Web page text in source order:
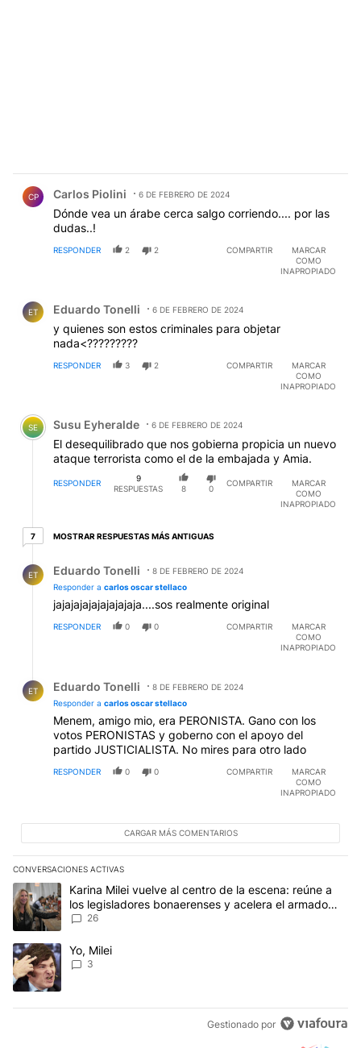
CP Carlos Piolini 6 DE FEBRERO DE 2024
Dónde vea un árabe cerca salgo corriendo.... por las
dudas..!
RESPONDER 2 2 COMPARTIR
MARCAR
COMO
INAPROPIADO
ET Eduardo Tonelli 6 DE FEBRERO DE 2024
y quienes son estos criminales para objetar
nada<?????????
RESPONDER 3 2 COMPARTIR
MARCAR
COMO
INAPROPIADO
Comentario de Susu Eyheralde.
SE Susu Eyheralde 6 DE FEBRERO DE 2024
El desequilibrado que nos gobierna propicia un nuevo
ataque terrorista como el de la embajada y Amia.
RESPONDER
9
RESPUESTAS
8 0
COMPARTIR
MARCAR
COMO
INAPROPIADO
77 respuestas más antiguas
MOSTRAR RESPUESTAS MÁS ANTIGUAS
ET Eduardo Tonelli
8 DE FEBRERO DE 2024
Responder a carlos oscar stellaco
jajajajajajajajajaja....sos realmente original
RESPONDER 0 0 COMPARTIR
MARCAR
COMO
INAPROPIADO
ET Eduardo Tonelli
8 DE FEBRERO DE 2024
Responder a carlos oscar stellaco
Menem, amigo mio, era PERONISTA. Gano con los
votos PERONISTAS y goberno con el apoyo del
partido JUSTICIALISTA. No mires para otro lado
RESPONDER 0 0 COMPARTIR
MARCAR
COMO
INAPROPIADO
CARGAR MÁS COMENTARIOS
CONVERSACIONES ACTIVAS
Este listado muestra los artículos con más comentarios en los
Un artículo de tendencia con el título "Karina Milei vuelve al
Karina Milei vuelve al centro de la escena: reúne a
los legisladores bonaerenses y acelera el armado
para 2027
26
Un artículo de tendencia con el título "Yo, Milei" con 3
Yo, Milei
3
Gestionado por